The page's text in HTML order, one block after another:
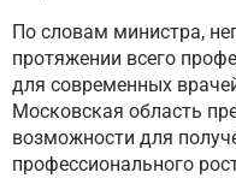
По словам министра,
протяжении всего
для современных
Московская область
возможности для
профессионального